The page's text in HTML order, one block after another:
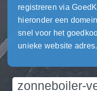
registreren via
hieronder een
snel voor het
unieke website adres.